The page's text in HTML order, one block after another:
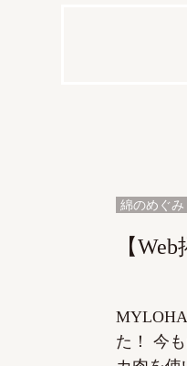
綿のめぐみ
【
た！ 今